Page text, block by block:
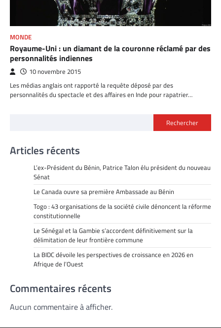
MONDE
Royaume-Uni : un diamant de la couronne réclamé par des
personnalités indiennes
10 novembre 2015
Les médias anglais ont rapporté la requête déposé par des
personnalités du spectacle et des affaires en Inde pour rapatrier…
Rechercher
Articles récents
L’ex-Président du Bénin, Patrice Talon élu président du nouveau
Sénat
Le Canada ouvre sa première Ambassade au Bénin
Togo : 43 organisations de la société civile dénoncent la réforme
constitutionnelle
Le Sénégal et la Gambie s’accordent définitivement sur la
délimitation de leur frontière commune
La BIDC dévoile les perspectives de croissance en 2026 en
Afrique de l’Ouest
Commentaires récents
Aucun commentaire à afficher.